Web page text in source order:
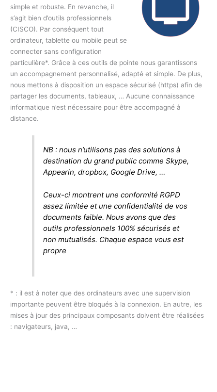
simple et robuste. En revanche, il
s’agit bien d’outils professionnels
(CISCO). Par conséquent tout
ordinateur, tablette ou mobile peut se
connecter sans configuration
particulière*. Grâce à ces outils de pointe nous garantissons
un accompagnement personnalisé, adapté et simple. De plus,
nous mettons à disposition un espace sécurisé (https) afin de
partager les documents, tableaux, … Aucune connaissance
informatique n’est nécessaire pour être accompagné à
distance.
NB : nous n’utilisons pas des solutions à
destination du grand public comme Skype,
Appearin, dropbox, Google Drive, …
Ceux-ci montrent une conformité RGPD
assez limitée et une confidentialité de vos
documents faible. Nous avons que des
outils professionnels 100% sécurisés et
non mutualisés. Chaque espace vous est
propre
* : il est à noter que des ordinateurs avec une supervision
importante peuvent être bloqués à la connexion. En autre, les
mises à jour des principaux composants doivent être réalisées
: navigateurs, java, …